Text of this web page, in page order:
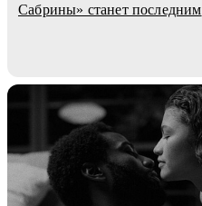
Сабрины» станет последним